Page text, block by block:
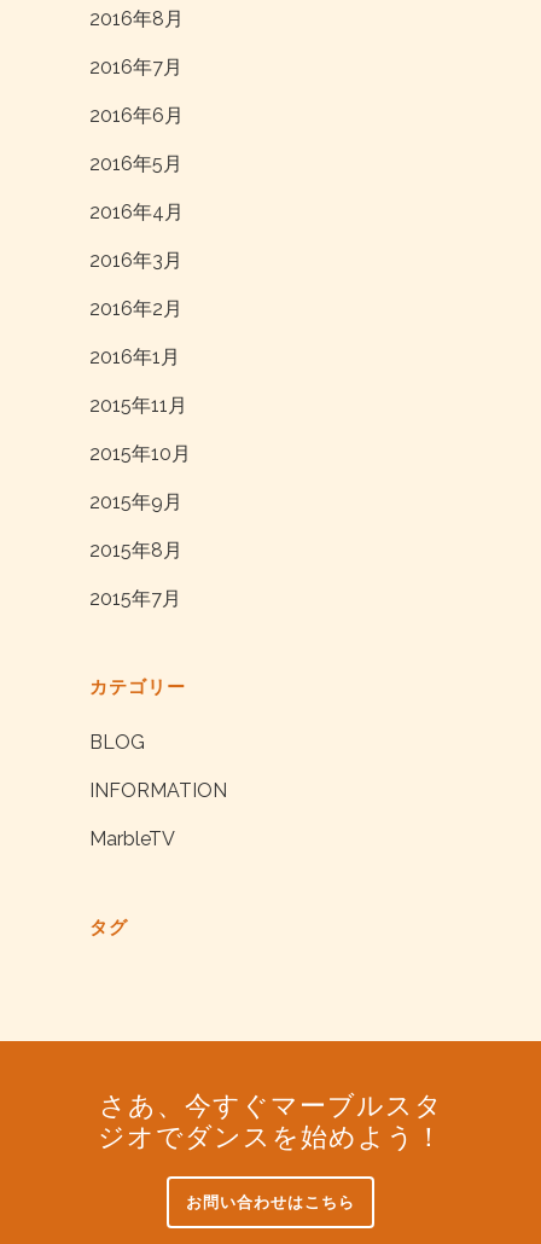
2016年8月
2016年7月
2016年6月
2016年5月
2016年4月
2016年3月
2016年2月
2016年1月
2015年11月
2015年10月
2015年9月
2015年8月
2015年7月
カテゴリー
BLOG
INFORMATION
MarbleTV
タグ
さあ、今すぐマーブルスタ
ジオでダンスを始めよう！
お問い合わせはこちら